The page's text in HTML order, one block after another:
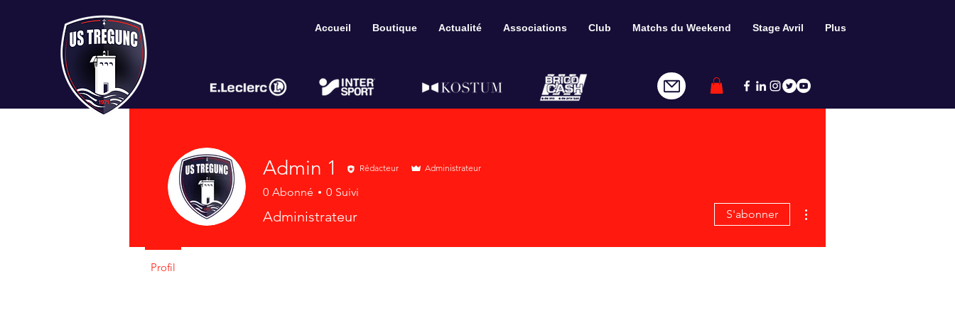
Accueil Boutique Actualité Associations Club Matchs du Weekend Stage Avril Plus
Admin 1 Rédacteur Administrateur
0 Abonné 0 Suivi
Administrateur S'abonner
Profil